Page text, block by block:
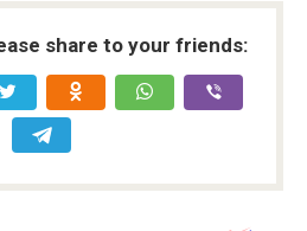
share to your friends: